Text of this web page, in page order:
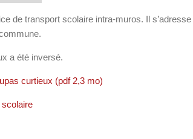
de transport scolaire intra-muros. Il s’adresse
a été inversé.
curtieux (pdf 2,3 mo)